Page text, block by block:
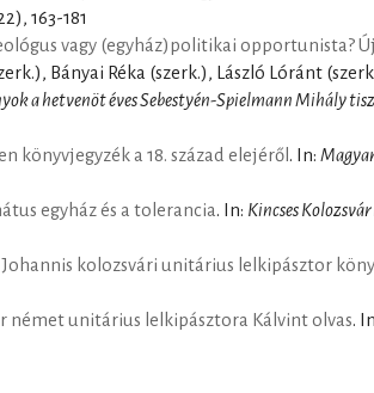
163-181
vagy (egyház)politikai opportunista?
Bányai Réka (szerk.), László Lóránt
a hetvenöt éves Sebestyén-Spielmann Mihály
könyvjegyzék a 18. század elejéről . In:
egyház és a tolerancia. In: Kincses
Johannis kolozsvári unitárius lelkipásztor
német unitárius lelkipásztora Kálvint olvas.